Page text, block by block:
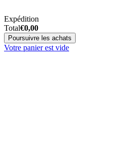
Expédition
Total€0,00
Poursuivre les achats
Votre panier est vide